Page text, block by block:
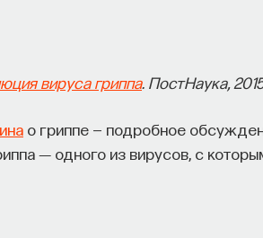
вируса гриппа. ПостНаука,
о гриппе — подробное
― одного из вирусов, с